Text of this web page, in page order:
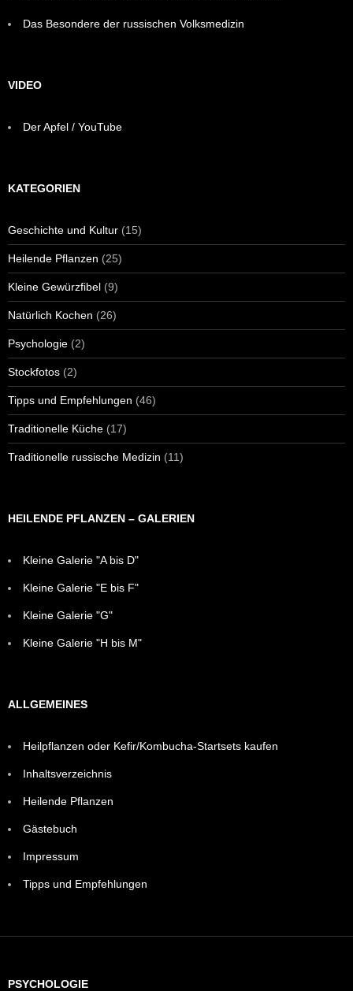
Das Besondere der russischen Volksmedizin
VIDEO
Der Apfel / YouTube
KATEGORIEN
Geschichte und Kultur (15)
Heilende Pflanzen (25)
Kleine Gewürzfibel (9)
Natürlich Kochen (26)
Psychologie (2)
Stockfotos (2)
Tipps und Empfehlungen (46)
Traditionelle Küche (17)
Traditionelle russische Medizin (11)
HEILENDE PFLANZEN – GALERIEN
Kleine Galerie "A bis D"
Kleine Galerie "E bis F"
Kleine Galerie "G"
Kleine Galerie "H bis M"
ALLGEMEINES
Heilpflanzen oder Kefir/Kombucha-Startsets kaufen
Inhaltsverzeichnis
Heilende Pflanzen
Gästebuch
Impressum
Tipps und Empfehlungen
PSYCHOLOGIE